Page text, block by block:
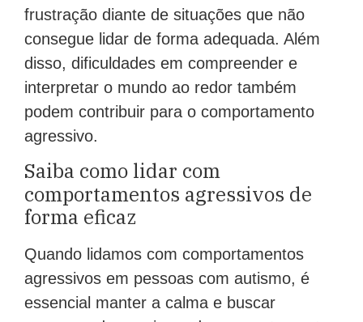
frustração diante de situações que não
consegue lidar de forma adequada. Além
disso, dificuldades em compreender e
interpretar o mundo ao redor também
podem contribuir para o comportamento
agressivo.
Saiba como lidar com
comportamentos agressivos de
forma eficaz
Quando lidamos com comportamentos
agressivos em pessoas com autismo, é
essencial manter a calma e buscar